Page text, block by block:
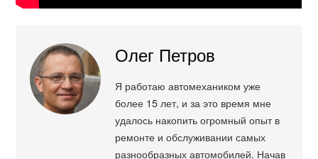
Олег Петров
Я работаю автомехаником уже
более 15 лет, и за это время мне
удалось накопить огромный опыт в
ремонте и обслуживании самых
разнообразных автомобилей. Начав